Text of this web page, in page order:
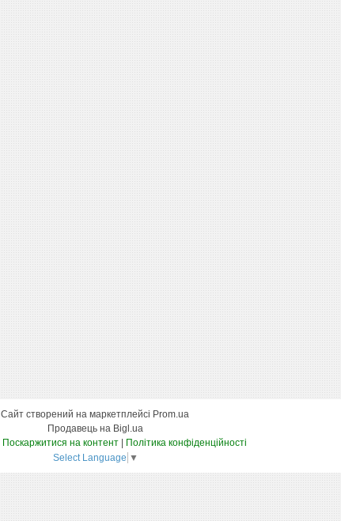
Сайт створений на маркетплейсі Prom.ua
Продавець на Bigl.ua
Поскаржитися на контент
Політика конфіденційності
Select Language ▼